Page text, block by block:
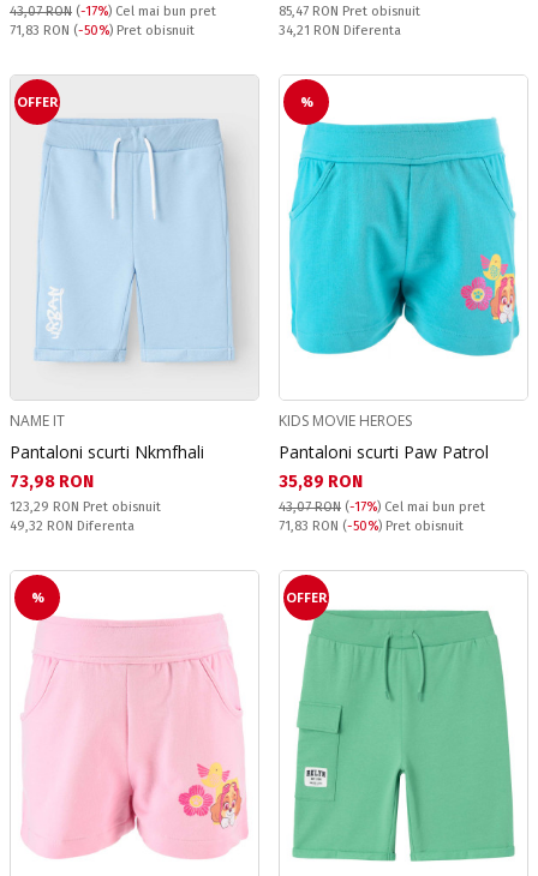
43,07 RON (-17%) Cel mai bun pret
Pret obisnuit:
71,83 RON (-50%) Pret obisnuit
Pret obisnuit:
85,47 RON Pret obisnuit
Спестявате:
34,21 RON Diferenta
OFFER
NAME IT
Pantaloni scurti Nkmfhali
Текуща цена:
73,98 RON
Pret obisnuit:
123,29 RON Pret obisnuit
Спестявате:
49,32 RON Diferenta
%
KIDS MOVIE HEROES
Pantaloni scurti Paw Patrol
Текуща цена:
35,89 RON
43,07 RON (-17%) Cel mai bun pret
Pret obisnuit:
71,83 RON (-50%) Pret obisnuit
% OFFER